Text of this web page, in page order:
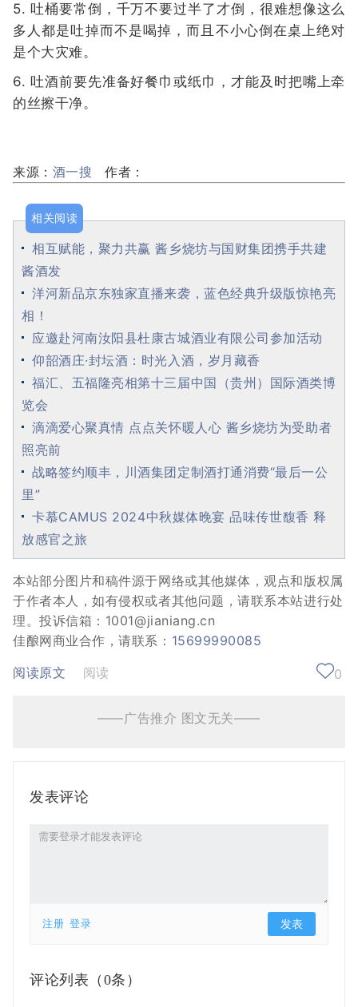
5. 吐桶要常倒，千万不要过半了才倒，很难想像这么
多人都是吐掉而不是喝掉，而且不小心倒在桌上绝对
是个大灾难。
6. 吐酒前要先准备好餐巾或纸巾，才能及时把嘴上牵
的丝擦干净。
来源： 酒一搜 作者：
相关阅读
相互赋能，聚力共赢 酱乡烧坊与国财集团携手共建
酱酒发
洋河新品京东独家直播来袭，蓝色经典升级版惊艳亮
相！
应邀赴河南汝阳县杜康古城酒业有限公司参加活动
仰韶酒庄·封坛酒：时光入酒，岁月藏香
福汇、五福隆亮相第十三届中国（贵州）国际酒类博
览会
滴滴爱心聚真情 点点关怀暖人心 酱乡烧坊为受助者
照亮前
战略签约顺丰，川酒集团定制酒打通消费“最后一公
里”
卡慕CAMUS 2024中秋媒体晚宴 品味传世馥香 释
放感官之旅
本站部分图片和稿件源于网络或其他媒体，观点和版权属
于作者本人，如有侵权或者其他问题，请联系本站进行处
理。投诉信箱：1001@jianiang.cn
佳酿网商业合作，请联系： 15699990085
阅读原文
阅读 0
——广告推介 图文无关——
发表评论
注册 登录
评论列表（ 0条）